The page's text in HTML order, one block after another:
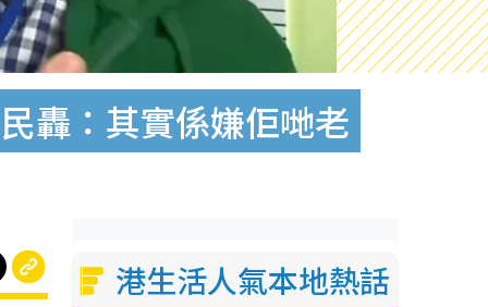
轟：其實係嫌佢哋老
港生活人氣本地熱話